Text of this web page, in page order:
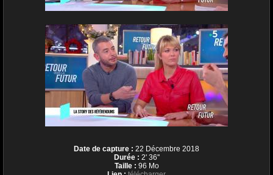
Date de capture : 22 Décembre 2018
Durée : 2' 36''
Taille : 96 Mo